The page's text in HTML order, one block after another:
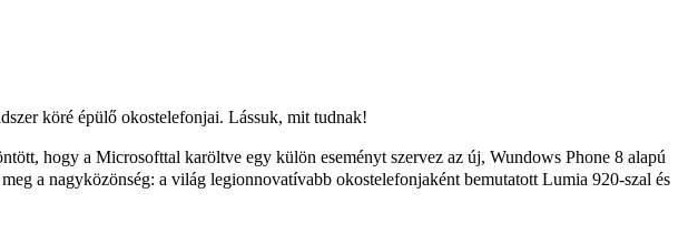
köré épülő okostelefonjai. Lássuk, mit tudnak!
hogy a Microsofttal karöltve egy külön eseményt szervez az új, Wundows Phone 8 alapú
a nagyközönség: a világ legionnovatívabb okostelefonjaként bemutatott Lumia 920-szal és